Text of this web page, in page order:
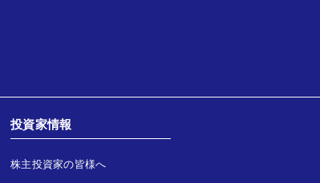
投資家情報
株主投資家の皆様へ